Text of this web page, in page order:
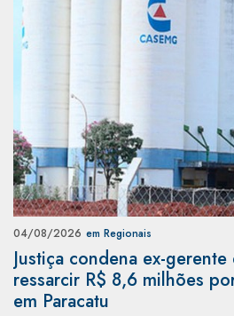
04/08/2026 em Regionais
Justiça condena ex-
ressarcir R$ 8,6 milhões
em Paracatu